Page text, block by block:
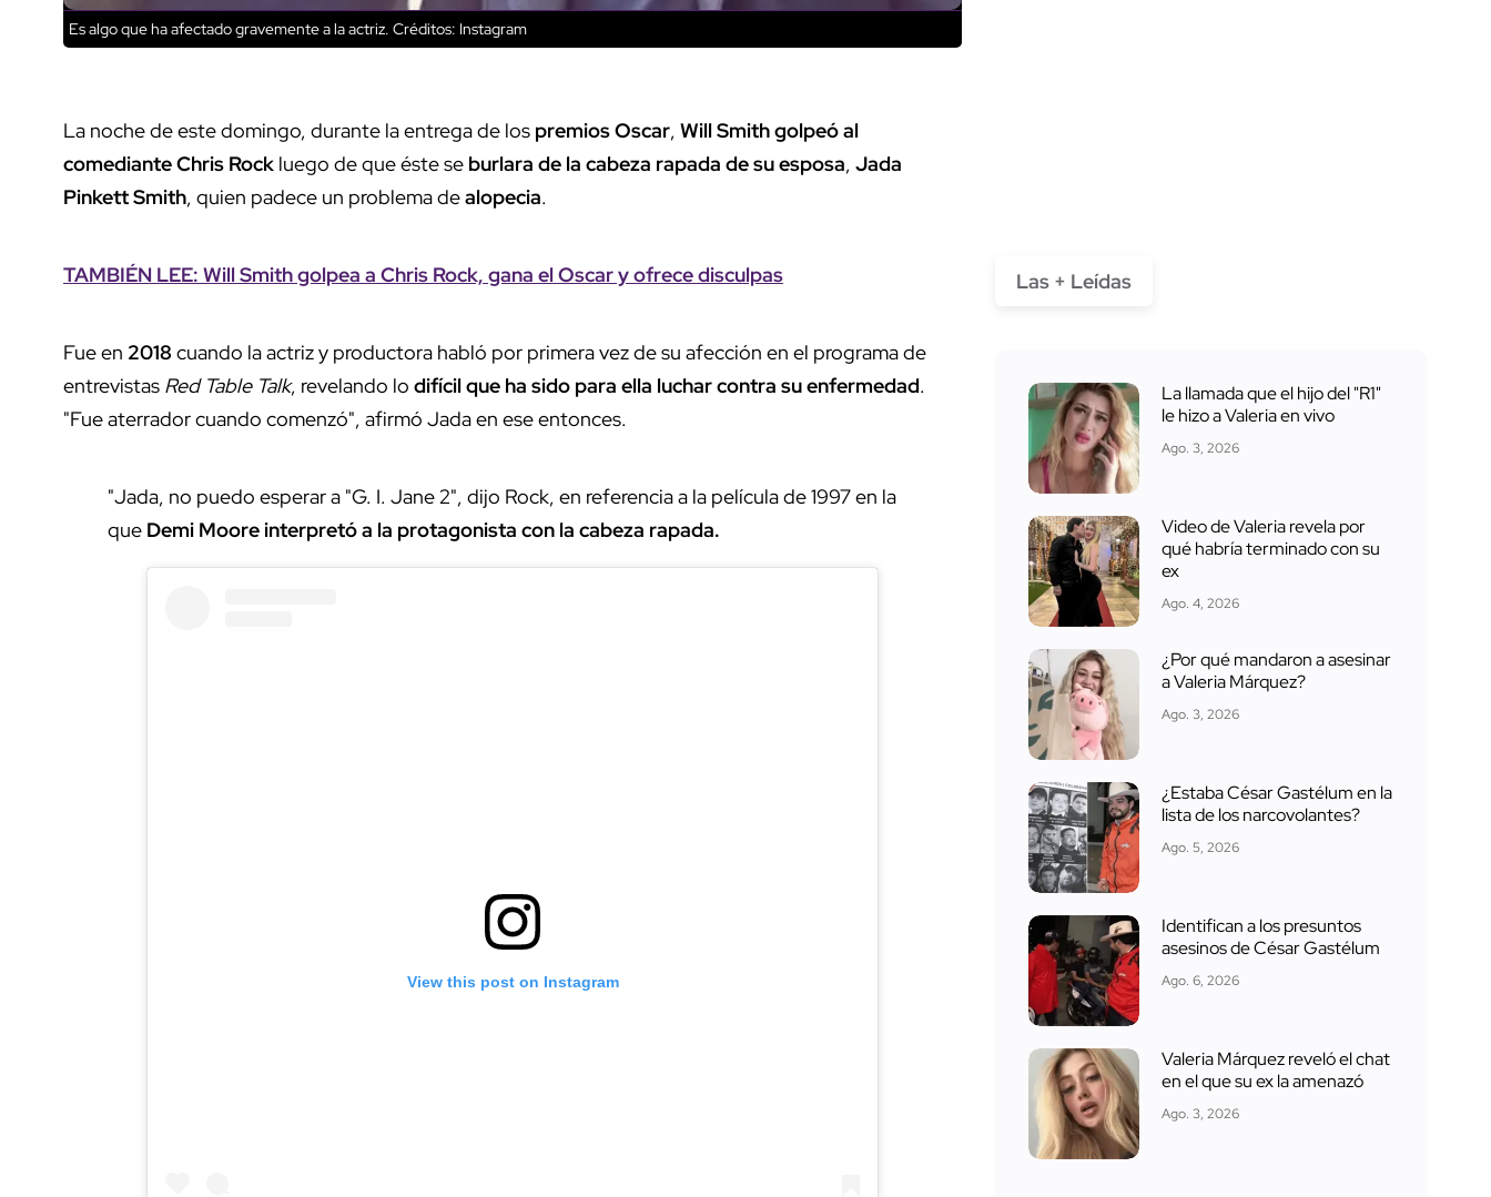
Es algo que ha afectado gravemente a la actriz. Créditos: Instagram
La noche de este domingo, durante la entrega de los premios Oscar, Will Smith golpeó al
comediante Chris Rock luego de que éste se burlara de la cabeza rapada de su esposa, Jada
Pinkett Smith, quien padece un problema dealopecia.
TAMBIÉN LEE: Will Smith golpea a Chris Rock, gana el Oscar y ofrece disculpas
Fue en 2018 cuando la actriz y productora habló por primera vez de su afección en el programa de
entrevistas Red Table Talk, revelando lo difícil que ha sido para ella luchar contra su enfermedad.
"Fue aterrador cuando comenzó", afirmó Jada en ese entonces.
"Jada, no puedo esperar a "G. I. Jane 2", dijo Rock, en referencia a la película de 1997 en la
que Demi Moore interpretó a la protagonista con la cabeza rapada.
View this post on Instagram
Las + Leídas
La llamada que el hijo del "R1"
le hizo a Valeria en vivo
Ago. 3, 2026
Video de Valeria revela por
qué habría terminado con su
ex
Ago. 4, 2026
¿Por qué mandaron a asesinar
a Valeria Márquez?
Ago. 3, 2026
¿Estaba César Gastélum en la
lista de los narcovolantes?
Ago. 5, 2026
Identifican a los presuntos
asesinos de César Gastélum
Ago. 6, 2026
Valeria Márquez reveló el chat
en el que su ex la amenazó
Ago. 3, 2026